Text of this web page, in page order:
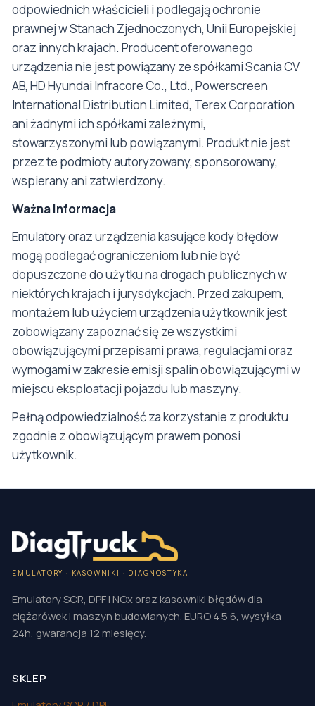
odpowiednich właścicieli i podlegają ochronie
prawnej w Stanach Zjednoczonych, Unii Europejskiej
oraz innych krajach. Producent oferowanego
urządzenia nie jest powiązany ze spółkami Scania CV
AB, HD Hyundai Infracore Co., Ltd., Powerscreen
International Distribution Limited, Terex Corporation
ani żadnymi ich spółkami zależnymi,
stowarzyszonymi lub powiązanymi. Produkt nie jest
przez te podmioty autoryzowany, sponsorowany,
wspierany ani zatwierdzony.
Ważna informacja
Emulatory oraz urządzenia kasujące kody błędów
mogą podlegać ograniczeniom lub nie być
dopuszczone do użytku na drogach publicznych w
niektórych krajach i jurysdykcjach. Przed zakupem,
montażem lub użyciem urządzenia użytkownik jest
zobowiązany zapoznać się ze wszystkimi
obowiązującymi przepisami prawa, regulacjami oraz
wymogami w zakresie emisji spalin obowiązującymi w
miejscu eksploatacji pojazdu lub maszyny.
Pełną odpowiedzialność za korzystanie z produktu
zgodnie z obowiązującym prawem ponosi
użytkownik.
EMULATORY · KASOWNIKI · DIAGNOSTYKA
Emulatory SCR, DPF i NOx oraz kasowniki błędów dla
ciężarówek i maszyn budowlanych. EURO 4·5·6, wysyłka
24h, gwarancja 12 miesięcy.
SKLEP